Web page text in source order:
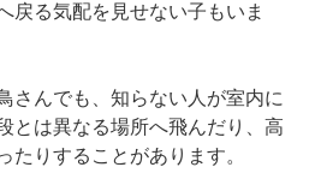
戻る気配を見せない子もいま
さんでも、知らない人が室内に
とは異なる場所へ飛んだり、高
たりすることがあります。